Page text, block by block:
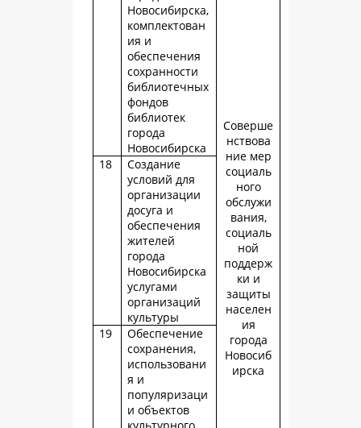
Соверше
нствова
ние мер
социаль
ного
обслужи
вания,
социаль
ной
поддерж
ки и
защиты
населен
ия
города
Новосиб
ирска
Новосибирска,
комплектован
ия и
обеспечения
сохранности
библиотечных
фондов
библиотек
города
Новосибирска
18
Создание
условий для
организации
досуга и
обеспечения
жителей
города
Новосибирска
услугами
организаций
культуры
19
Обеспечение
сохранения,
использовани
я и
популяризаци
и объектов